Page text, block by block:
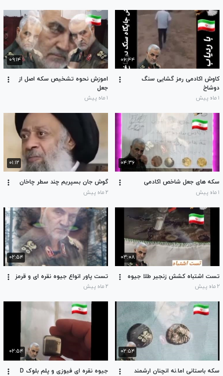
۰۶:۴۴
کاوش اکادمی رمز گشایی سنگ
دوشاخ
۱ ماه پیش
۰۹:۱۴
اموزش نحوه تشخیص سکه اصل از
جعل
۱ ماه پیش
۰۴:۳۶
سکه های جعل شاخص اکادمی
۱ ماه پیش
۰۱:۱۲
گوش جان بسپریم چند سطر چاخان
۲ ماه پیش
۰۳:۰۸
تست اشتباه کشش زنجیر طلا جیوه
۲ ماه پیش
۰۲:۵۴
تست پاور انواع جیوه نقره ای و قرمز
۲ ماه پیش
۰۲:۵۴
سکه باستانی اما.نه انچنان ارشمند
۰۲:۵۴
جیوه نقره ای فیوزی و پلم بلوک D